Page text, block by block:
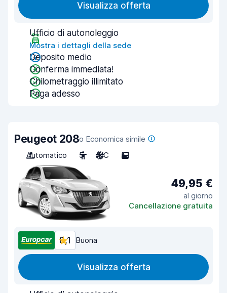
Visualizza offerta
Ufficio di autonoleggio
Mostra i dettagli della sede
Deposito medio
Conferma immediata!
Chilometraggio illimitato
Paga adesso
Peugeot 208o Economica simile
Automatico
5 A/C 5
49,95 €
al giorno
Cancellazione gratuita
8,1 Buona
Visualizza offerta